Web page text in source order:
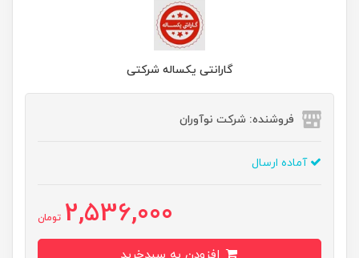
گارانتی یکساله شرکتی
فروشنده: شرکت نوآوران
آماده ارسال
2,536,000 تومان